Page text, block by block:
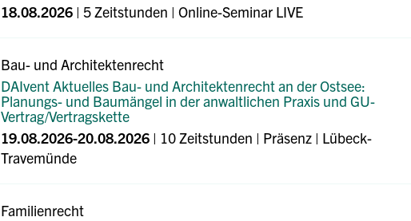
18.08.2026 | 5 Zeitstunden | Online-Seminar LIVE
Bau- und Architektenrecht
DAIvent Aktuelles Bau- und Architektenrecht an der Ostsee:
Planungs- und Baumängel in der anwaltlichen Praxis und GU-
Vertrag/Vertragskette
19.08.2026-20.08.2026 | 10 Zeitstunden | Präsenz | Lübeck-
Travemünde
Familienrecht